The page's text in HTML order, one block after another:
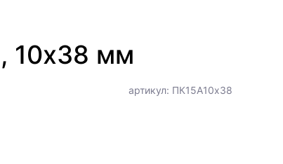
10х38 мм
артикул: ПК15А10х38